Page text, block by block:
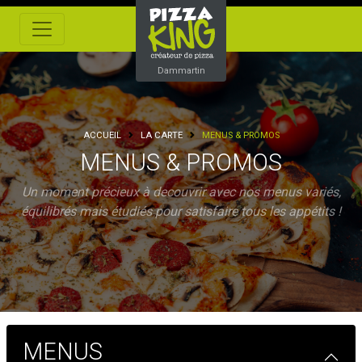
Dammartin
ACCUEIL LA CARTE MENUS & PROMOS
MENUS & PROMOS
Un moment précieux à decouvrir avec nos menus variés,
équilibrés mais étudiés pour satisfaire tous les appétits !
MENUS